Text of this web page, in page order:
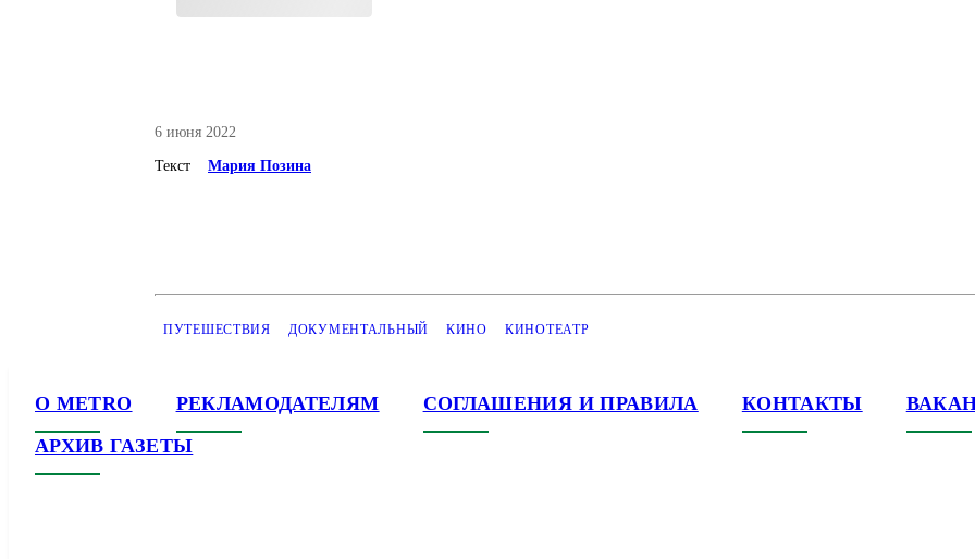
6 июня 2022
Текст Мария Позина
ПУТЕШЕСТВИЯ ДОКУМЕНТАЛЬНЫЙ КИНО КИНОТЕАТР
О METRO РЕКЛАМОДАТЕЛЯМ СОГЛАШЕНИЯ И ПРАВИЛА КОНТАКТЫ
АРХИВ ГАЗЕТЫ